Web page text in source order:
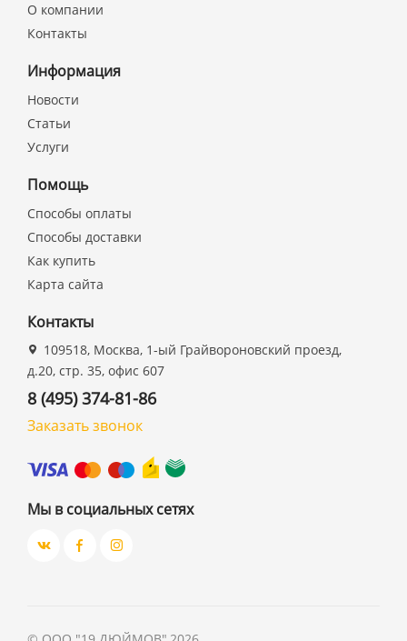
О компании
Контакты
Информация
Новости
Статьи
Услуги
Помощь
Способы оплаты
Способы доставки
Как купить
Карта сайта
Контакты
109518, Москва, 1-ый Грайвороновский проезд,
д.20, стр. 35, офис 607
8 (495) 374-81-86
Заказать звонок
Мы в социальных сетях